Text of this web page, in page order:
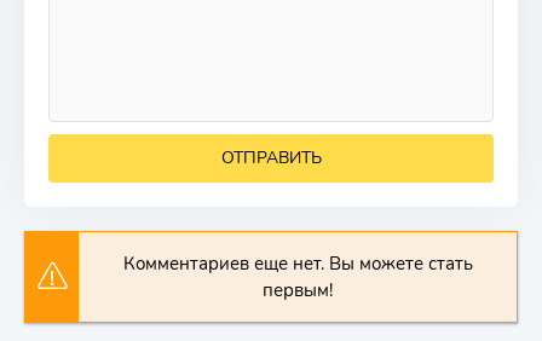
ОТПРАВИТЬ
Комментариев еще нет. Вы можете стать
первым!